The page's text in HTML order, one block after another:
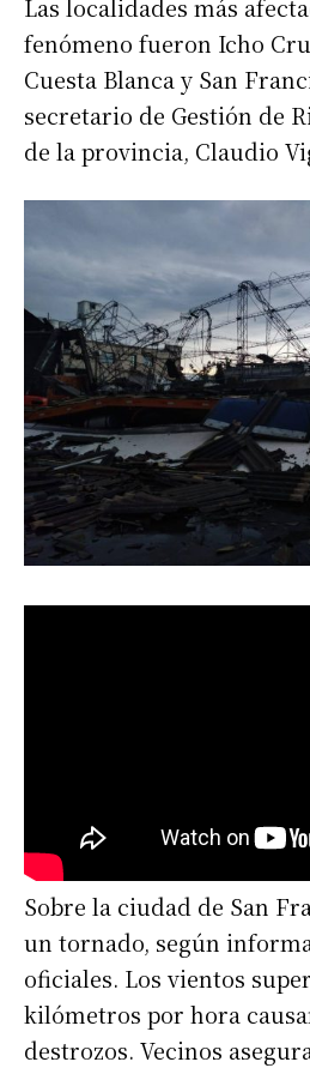
Las localidades más
fenómeno fueron Icho
Cuesta Blanca y San
secretario de Gestión de
de la provincia, Claudio
Sobre la ciudad de San
un tornado, según
oficiales. Los vientos
kilómetros por hora
destrozos. Vecinos